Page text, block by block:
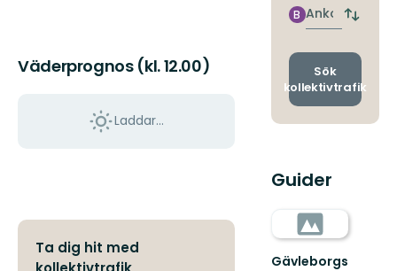
Väderprognos (kl. 12.00)
Laddar...
Ta dig hit med
Ankomst
B
Byt
och
Sök
kollektivtrafik
Guider
Gävleborgs